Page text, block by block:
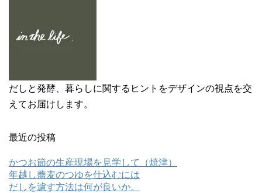
だしと発酵、暮らしに関するヒントをデザインの視点を交
えてお届けします。
最近の投稿
かつお節の生産現場を見学して（焼津）
年越し蕎麦のつゆを仕込むには
だしを濾す方法は何が良いか。